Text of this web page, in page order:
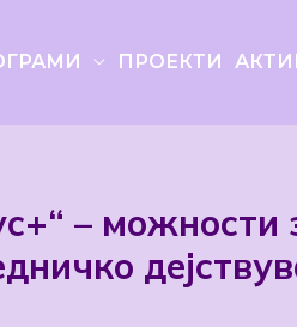
ПРОЕКТИ
– можности